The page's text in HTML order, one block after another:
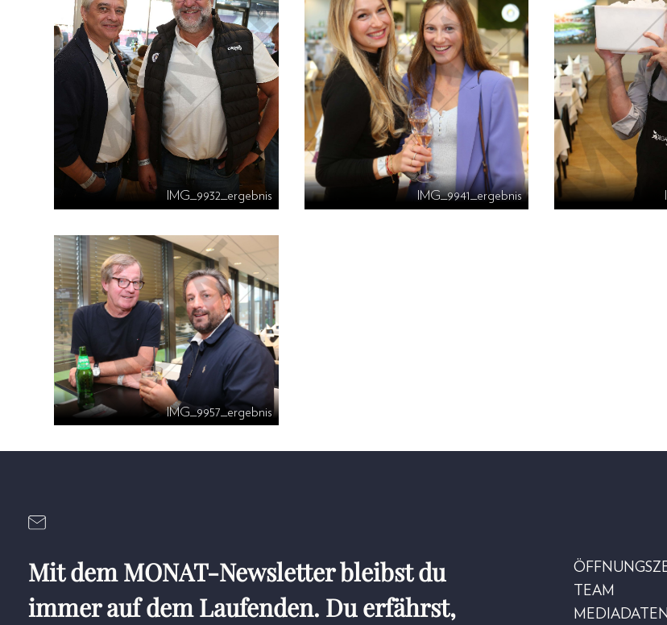
IMG_9932_ergebnis IMG_9941_ergebnis
IMG_9957_ergebnis
Mit dem MONAT-Newsletter bleibst du
immer auf dem Laufenden. Du erfährst,
TEAM
MEDIADATEN